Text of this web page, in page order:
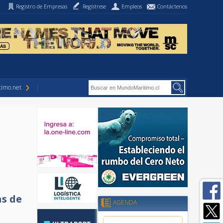
Registro de Empresas Regístrese Empleos Contáctenos
de AGENDA